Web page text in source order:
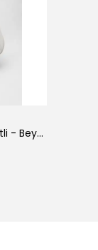
Viro - Sırt Ve Ayak Kısmı Hareketli - Beyaz